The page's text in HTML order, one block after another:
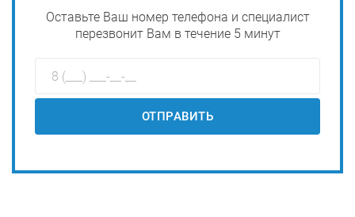
Оставьте Ваш номер телефона и специалист
перезвонит Вам в течение 5 минут
ОТПРАВИТЬ